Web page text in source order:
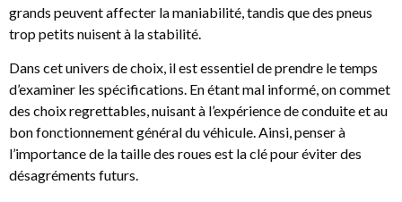
grands peuvent affecter la maniabilité, tandis que des pneus
trop petits nuisent à la stabilité.
Dans cet univers de choix, il est essentiel de prendre le temps
d’examiner les spécifications. En étant mal informé, on commet
des choix regrettables, nuisant à l’expérience de conduite et au
bon fonctionnement général du véhicule. Ainsi, penser à
l’importance de la taille des roues est la clé pour éviter des
désagréments futurs.